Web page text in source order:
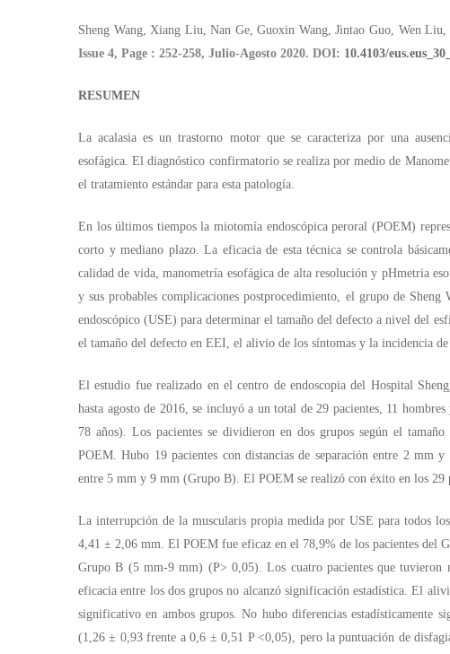
achalasia
Sheng Wang, Xiang Liu, Nan Ge, Guoxin Wang, Jintao Guo, Wen
Issue 4, Page : 252-258, Julio-Agosto 2020. DOI: 10.4103/
RESUMEN
La acalasia es un trastorno motor que se caracteriza por una
esofágica. El diagnóstico confirmatorio se realiza por medio de
el tratamiento estándar para esta patología.
En los últimos tiempos la miotomía endoscópica peroral (POEM)
corto y mediano plazo. La eficacia de esta técnica se controla
calidad de vida, manometría esofágica de alta resolución y pHmetria
y sus probables complicaciones postprocedimiento, el grupo de
endoscópico (USE) para determinar el tamaño del defecto a nivel del
el tamaño del defecto en EEI, el alivio de los síntomas y la incidencia de
El estudio fue realizado en el centro de endoscopia del Hospital
hasta agosto de 2016, se incluyó a un total de 29 pacientes, 11
78 años). Los pacientes se dividieron en dos grupos según el
POEM. Hubo 19 pacientes con distancias de separación entre 2 mm
entre 5 mm y 9 mm (Grupo B). El POEM se realizó con éxito en los 29
La interrupción de la muscularis propia medida por USE para todos
4,41 ± 2,06 mm. El POEM fue eficaz en el 78,9% de los pacientes del
Grupo B (5 mm-9 mm) (P> 0,05). Los cuatro pacientes que tuvieron
eficacia entre los dos grupos no alcanzó significación estadística. El
significativo en ambos grupos. No hubo diferencias estadísticamente
(1,26 ± 0,93 frente a 0,6 ± 0,51 P <0,05), pero la puntuación de